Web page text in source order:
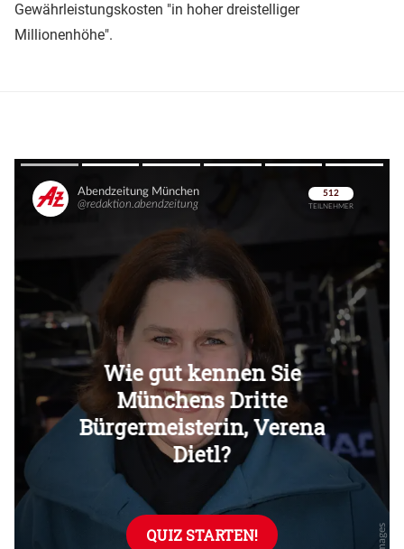
Gewährleistungskosten "in hoher dreistelliger
Millionenhöhe".
Überspringen
Überspringen